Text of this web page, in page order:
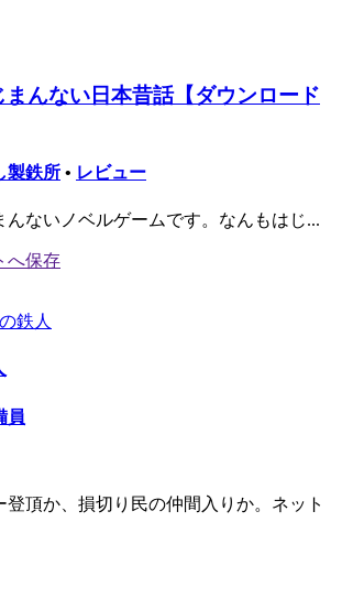
まんない日本昔話【ダウンロード
製鉄所 • レビュー
んないノベルゲームです。なんもはじ...
員
登頂か、損切り民の仲間入りか。ネット